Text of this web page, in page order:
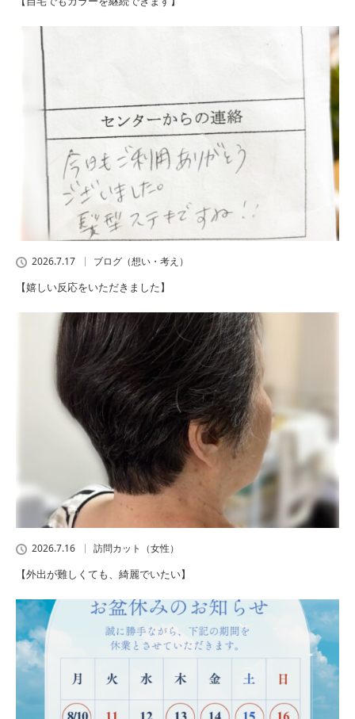
2026.7.17 ブログ（想い・考え）
【嬉しい反応をいただきました】
2026.7.16 訪問カット（女性）
【外出が難しくても、綺麗でいたい】